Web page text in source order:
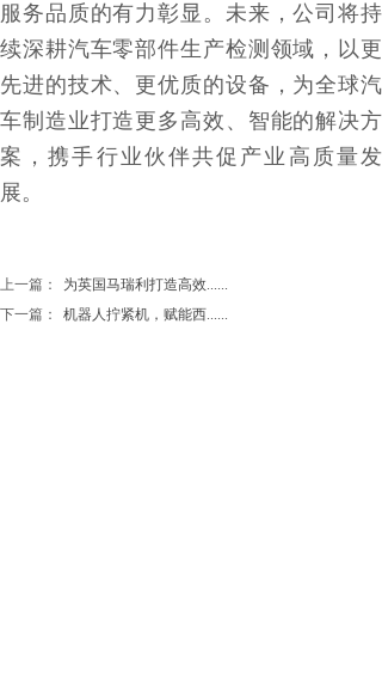
服务品质的有力彰显。未来，公司将持
续深耕汽车零部件生产检测领域，以更
先进的技术、更优质的设备，为全球汽
车制造业打造更多高效、智能的解决方
案，携手行业伙伴共促产业高质量发
展。
上一篇：
为英国马瑞利打造高效......
下一篇：
机器人拧紧机，赋能西......